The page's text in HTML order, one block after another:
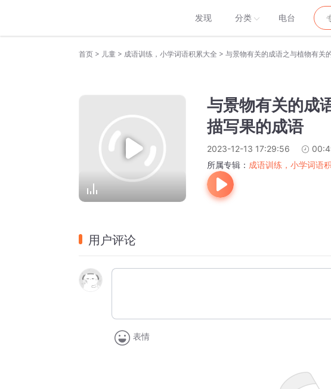
发现 分类 电台
首页 > 儿童 > 成语训练，小学词语积累大全 > 与景物有关的成语之与植物有关
与景物有关的成
描写果的成语
2023-12-13 17:29:56
所属专辑： 成语训练，小学词语
用户评论
表情